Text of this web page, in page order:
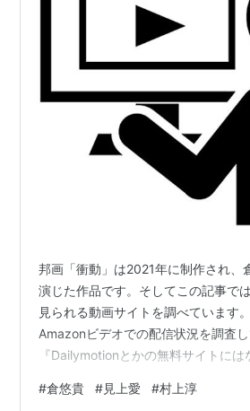
邦画「衝動」は2021年に制作され、
演じた作品です。そしてこの記事で
見られる動画サイトを調べています
Amazonビデオでの配信状況を調査し
『Dailymotionとかの無料サイトには
サイトのリンクも載せています。動
#倉悠貴 #見上愛 #村上淳